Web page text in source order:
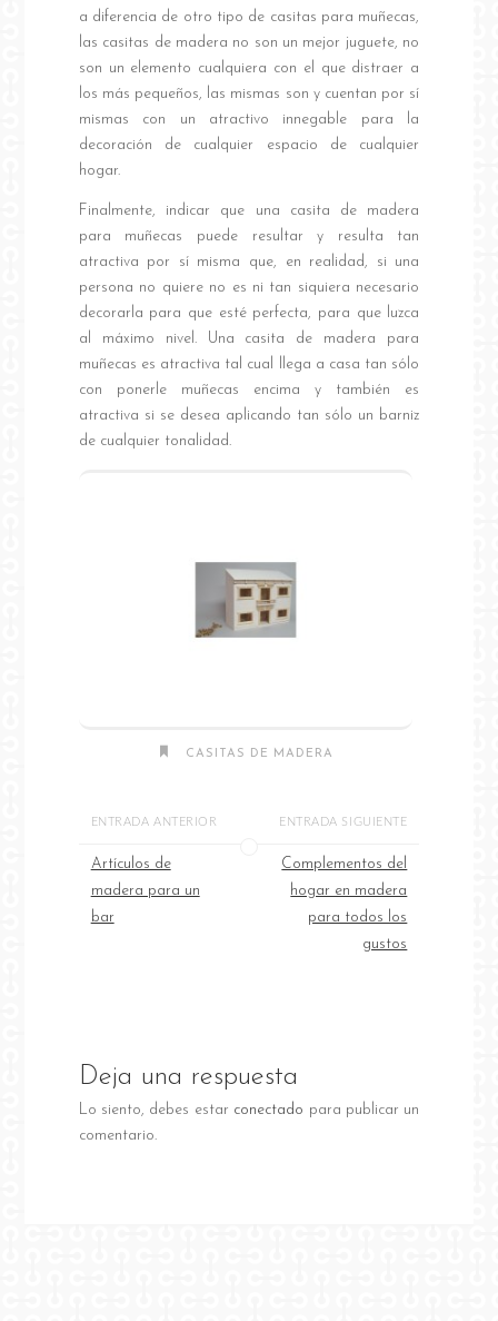
a diferencia de otro tipo de casitas para muñecas,
las casitas de madera no son un mejor juguete, no
son un elemento cualquiera con el que distraer a
los más pequeños, las mismas son y cuentan por sí
mismas con un atractivo innegable para la
decoración de cualquier espacio de cualquier
hogar.
Finalmente, indicar que una casita de madera
para muñecas puede resultar y resulta tan
atractiva por sí misma que, en realidad, si una
persona no quiere no es ni tan siquiera necesario
decorarla para que esté perfecta, para que luzca
al máximo nivel. Una casita de madera para
muñecas es atractiva tal cual llega a casa tan sólo
con ponerle muñecas encima y también es
atractiva si se desea aplicando tan sólo un barniz
de cualquier tonalidad.
CASITAS DE MADERA
ENTRADA ANTERIOR
Artículos de
madera para un
bar
ENTRADA SIGUIENTE
Complementos del
hogar en madera
para todos los
gustos
Deja una respuesta
Lo siento, debes estar conectado para publicar un
comentario.